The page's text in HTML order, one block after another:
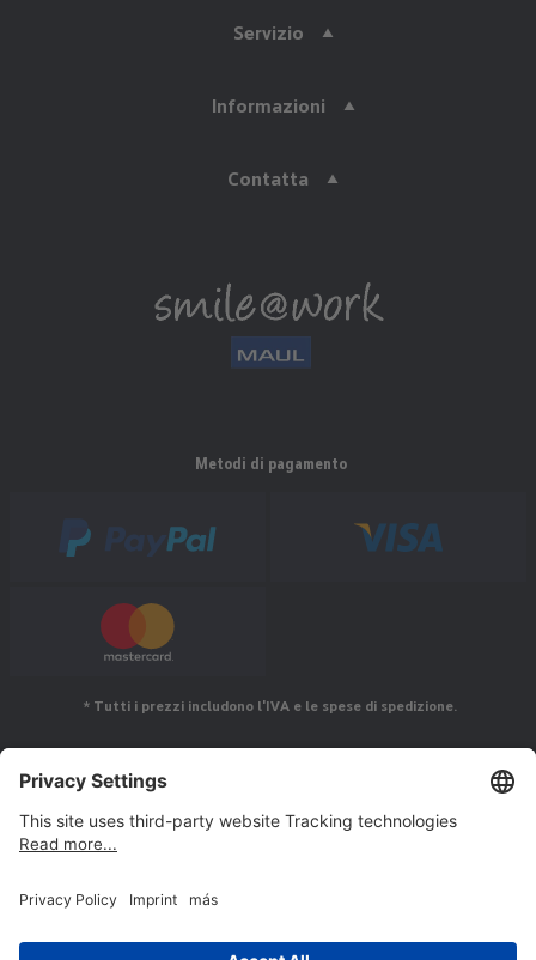
Servizio
Informazioni
Contatta
Metodi di pagamento
* Tutti i prezzi includono l'IVA e le spese di spedizione.
Jakob-Maul-Str. 17, 64732 Bad König, Germany - RAEE No.: IT21100000013363 - RPA